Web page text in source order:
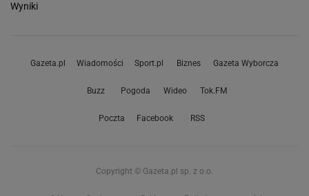
Wyniki
Gazeta.pl Wiadomości Sport.pl Biznes Gazeta Wyborcza
Buzz Pogoda Wideo Tok.FM
Poczta Facebook RSS
Copyright © Gazeta.pl sp. z o.o.